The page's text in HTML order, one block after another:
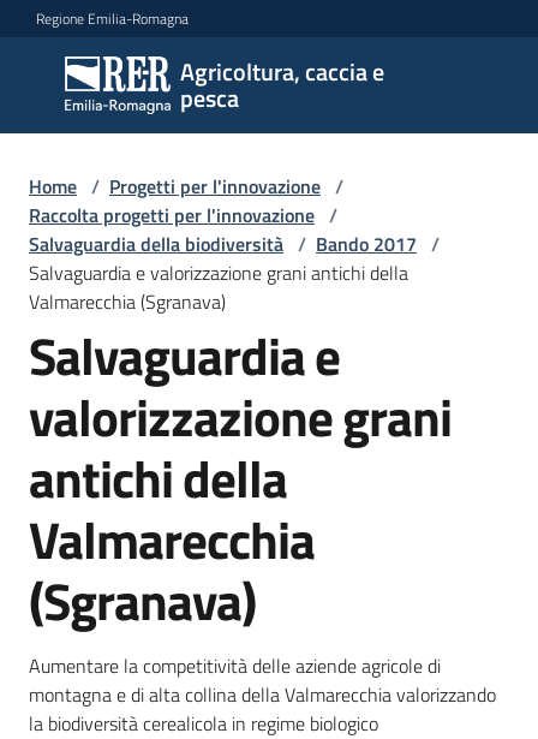
Vai al contenuto
Vai alla navigazione
Vai al footer
Regione Emilia-Romagna
Agricoltura, caccia e
pesca
Agricoltura,
caccia e
pesca
Argomenti
Novità
Servizi
Leggi
atti
bandi
Piani
programmi
progetti
Home / Progetti per l'innovazione /
Raccolta progetti per l'innovazione /
Salvaguardia della biodiversità / Bando 2017 /
Salvaguardia e valorizzazione grani antichi della
Valmarecchia (Sgranava)
Salvaguardia e
valorizzazione grani
antichi della
Valmarecchia
(Sgranava)
Aumentare la competitività delle aziende agricole di
montagna e di alta collina della Valmarecchia valorizzando
la biodiversità cerealicola in regime biologico